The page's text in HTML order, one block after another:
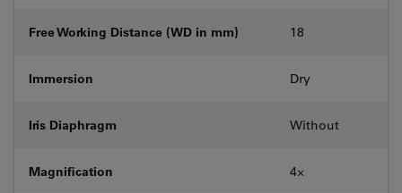
Free Working Distance (WD in mm) 18
Immersion Dry
Iris Diaphragm Without
Magnification 4⨉